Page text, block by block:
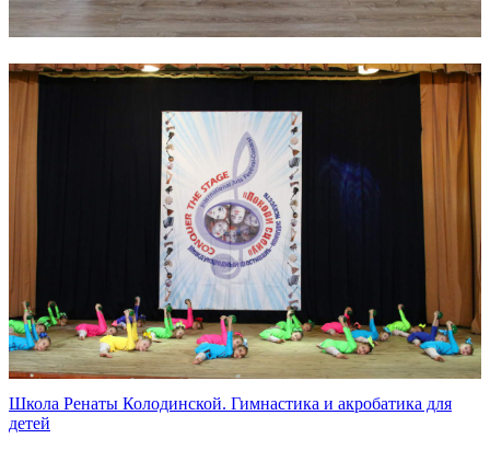
Школа Ренаты Колодинской. Гимнастика и акробатика для
детей